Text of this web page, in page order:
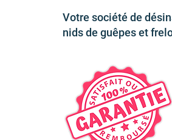
Votre société de
nids de guêpes et